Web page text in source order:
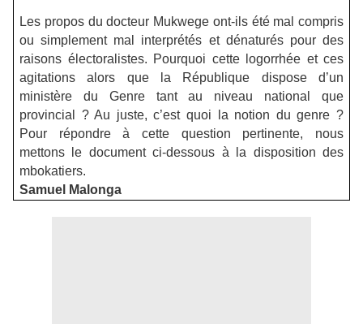
Les propos du docteur Mukwege ont-ils été mal compris
ou simplement mal interprétés et dénaturés pour des
raisons électoralistes. Pourquoi cette logorrhée et ces
agitations alors que la République dispose d’un
ministère du Genre tant au niveau national que
provincial ? Au juste, c’est quoi la notion du genre ?
Pour répondre à cette question pertinente, nous
mettons le document ci-dessous à la disposition des
mbokatiers.
Samuel Malonga